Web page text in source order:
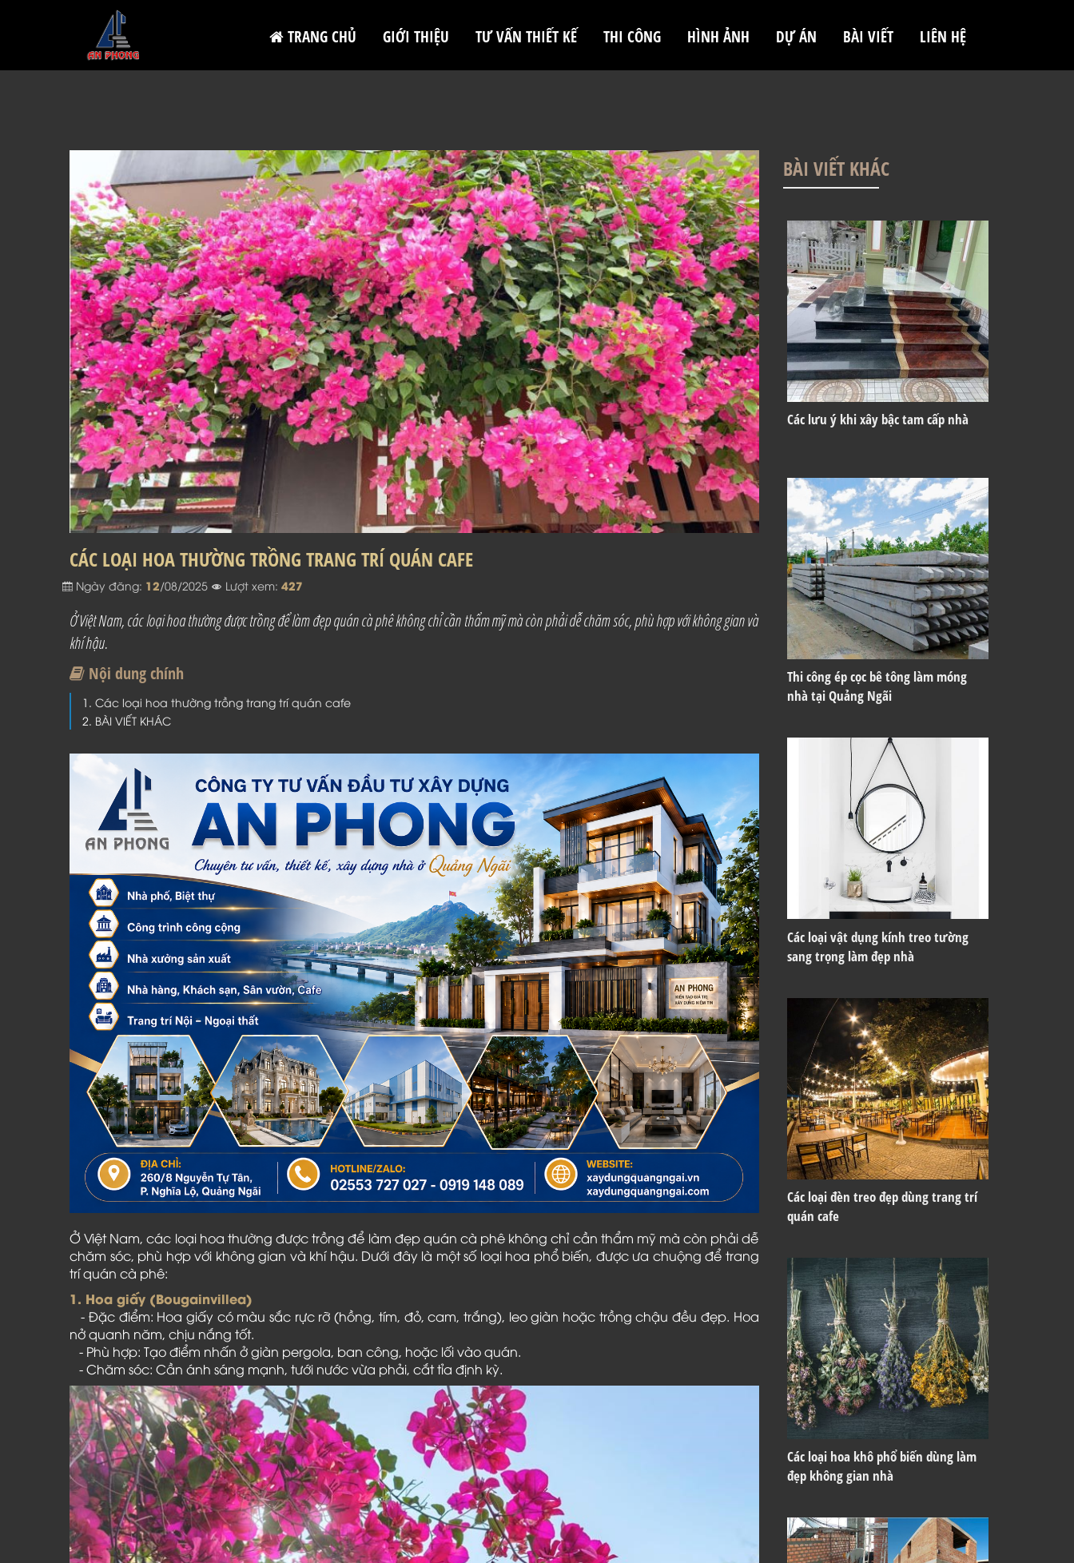
TRANG CHỦ GIỚI THIỆU TƯ VẤN THIẾT KẾ THI CÔNG HÌNH ẢNH DỰ ÁN BÀI VIẾT LIÊN HỆ
CÁC LOẠI HOA THƯỜNG TRỒNG TRANG TRÍ QUÁN CAFE
Ngày đăng: 12/08/2025 Lượt xem: 427
Ở Việt Nam, các loại hoa thường được trồng để làm đẹp quán cà phê không chỉ cần thẩm mỹ mà còn phải dễ chăm sóc, phù hợp với không gian và
khí hậu.
Nội dung chính
Các loại hoa thường trồng trang trí quán cafe
BÀI VIẾT KHÁC
Ở Việt Nam, các loại hoa thường được trồng để làm đẹp quán cà phê không chỉ cần thẩm mỹ mà còn phải dễ
chăm sóc, phù hợp với không gian và khí hậu. Dưới đây là một số loại hoa phổ biến, được ưa chuộng để trang
trí quán cà phê:
1. Hoa giấy (Bougainvillea)
- Đặc điểm: Hoa giấy có màu sắc rực rỡ (hồng, tím, đỏ, cam, trắng), leo giàn hoặc trồng chậu đều đẹp. Hoa
nở quanh năm, chịu nắng tốt.
- Phù hợp: Tạo điểm nhấn ở giàn pergola, ban công, hoặc lối vào quán.
- Chăm sóc: Cần ánh sáng mạnh, tưới nước vừa phải, cắt tỉa định kỳ.
BÀI VIẾT KHÁC
Các lưu ý khi xây bậc tam cấp nhà
Thi công ép cọc bê tông làm móng
nhà tại Quảng Ngãi
Các loại vật dụng kính treo tường
sang trọng làm đẹp nhà
Các loại đèn treo đẹp dùng trang trí
quán cafe
Các loại hoa khô phổ biến dùng làm
đẹp không gian nhà